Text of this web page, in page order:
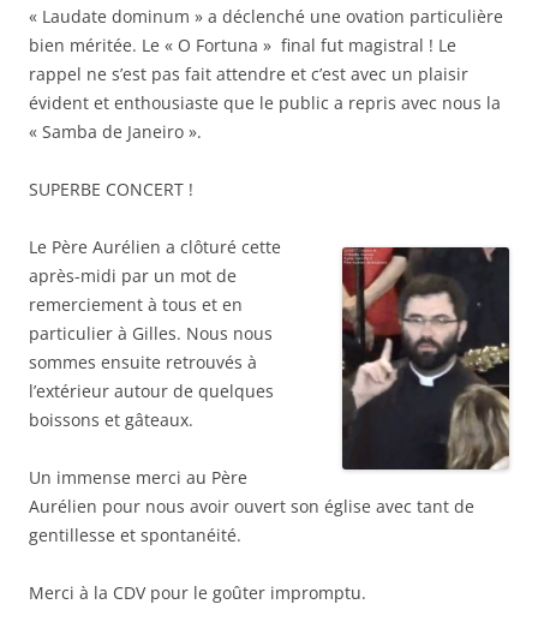
« Laudate dominum » a déclenché une ovation particulière
bien méritée. Le « O Fortuna » final fut magistral ! Le
rappel ne s’est pas fait attendre et c’est avec un plaisir
évident et enthousiaste que le public a repris avec nous la
« Samba de Janeiro ».
SUPERBE CONCERT !
Le Père Aurélien a clôturé cette
après-midi par un mot de
remerciement à tous et en
particulier à Gilles. Nous nous
sommes ensuite retrouvés à
l’extérieur autour de quelques
boissons et gâteaux.
Un immense merci au Père
Aurélien pour nous avoir ouvert son église avec tant de
gentillesse et spontanéité.
Merci à la CDV pour le goûter impromptu.